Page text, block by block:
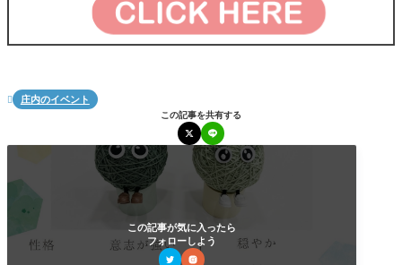
 庄内のイベント
この記事を共有する
この記事が気に入ったら
フォローしよう